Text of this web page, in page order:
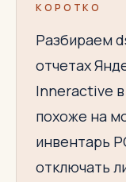
КОРОТКО
Разбираем
отчетах
Inneractive в
похоже на
инвентарь
отключать